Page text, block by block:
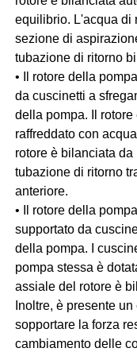
equilibrio. L'acqua di
sezione di
tubazione di ritorno
• Il rotore della
da cuscinetti a
della pompa. Il
raffreddato con
rotore è bilanciata
tubazione di ritorno
anteriore.
• Il rotore della
supportato da
della pompa. I
pompa stessa è
assiale del rotore è
Inoltre, è presente
sopportare la forza
cambiamento delle